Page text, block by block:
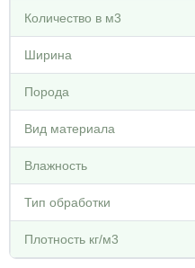
Количество в м3
Ширина
Порода
Вид материала
Влажность
Тип обработки
Плотность кг/м3